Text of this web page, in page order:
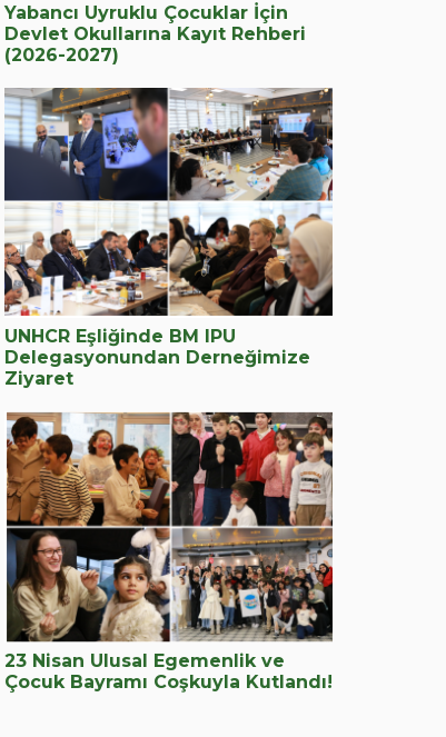
Yabancı Uyruklu Çocuklar İçin
Devlet Okullarına Kayıt Rehberi
(2026-2027)
UNHCR Eşliğinde BM IPU
Delegasyonundan Derneğimize
Ziyaret
23 Nisan Ulusal Egemenlik ve
Çocuk Bayramı Coşkuyla Kutlandı!